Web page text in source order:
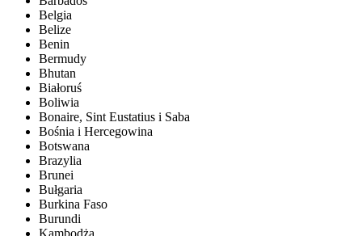
Belgia
Belize
Benin
Bermudy
Bhutan
Białoruś
Boliwia
Bonaire, Sint Eustatius i Saba
Bośnia i Hercegowina
Botswana
Brazylia
Brunei
Bułgaria
Burkina Faso
Burundi
Kambodża